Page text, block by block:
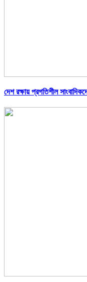
দেশ রক্ষায় প্রগতিশীল